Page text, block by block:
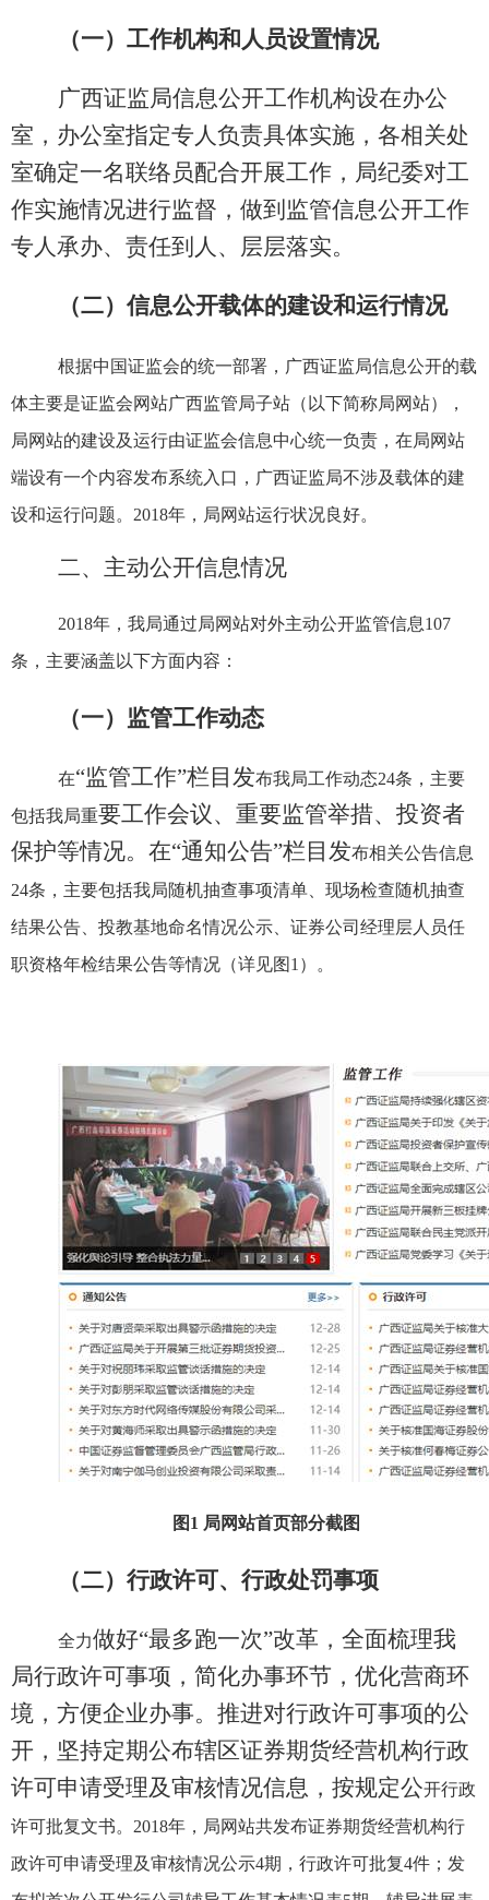
（一）工作机构和人员设置情况
广西证监局信息公开工作机构设在办公
室，办公室指定专人负责具体实施，各相关处
室确定一名联络员配合开展工作，局纪委对工
作实施情况进行监督，做到监管信息公开工作
专人承办、责任到人、层层落实。
（二）信息公开载体的建设和运行情况
根据中国证监会的统一部署，广西证监局信息公开的载
体主要是证监会网站广西监管局子站（以下简称局网站），
局网站的建设及运行由证监会信息中心统一负责，在局网站
端设有一个内容发布系统入口，广西证监局不涉及载体的建
设和运行问题。 2018年，局网站运行状况良好。
二、主动公开信息情况
2018年，我局通过局网站对外主动公开监管信息107
条，主要涵盖以下方面内容：
（一）监管工作动态
在“监管工作”栏目发布我局工作动态24条，主要
包括我局重要工作会议、重要监管举措、投资者
保护等情况。在“通知公告”栏目发布相关公告信息
24条，主要包括我局随机抽查事项清单、现场检查随机抽查
结果公告、投教基地命名情况公示、证券公司经理层人员任
职资格年检结果公告等情况（详见图 1）。
图1 局网站首页部分截图
（二）行政许可、行政处罚事项
全力做好“最多跑一次”改革，全面梳理我
局行政许可事项，简化办事环节，优化营商环
境，方便企业办事。推进对行政许可事项的公
开，坚持定期公布辖区证券期货经营机构行政
许可申请受理及审核情况信息，按规定公开行政
许可批复文书。 2018年，局网站共发布证券期货经营机构行
政许可申请受理及审核情况公示4期，行政许可批复4件；发